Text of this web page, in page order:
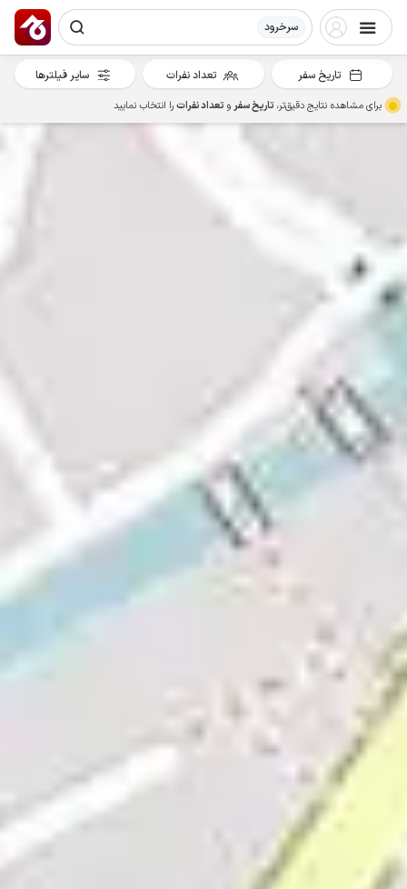
سرخرود
تاریخ سفر تعداد نفرات سایر فیلترها
برای مشاهده نتایج دقیق‌تر، تاریخ سفرو تعداد نفراترا انتخاب نمایید